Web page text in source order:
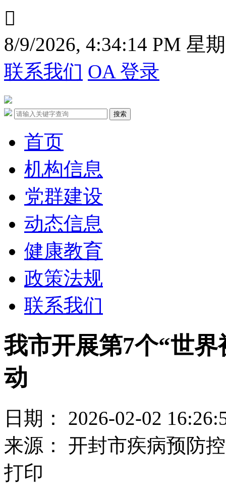

8/9/2026, 4:34:14 PM 星
联系我们 OA 登录
首页
机构信息
党群建设
动态信息
健康教育
政策法规
联系我们
我市开展第7个“世
动
日期： 2026-02-02
来源： 开封市疾病预防
打印